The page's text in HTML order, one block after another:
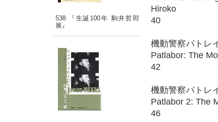
538 『生誕100年 駒井哲郎
展』
Hiroko
40
機動警察パトレ
Patlabor: The
42
機動警察パトレ
Patlabor 2: The
46